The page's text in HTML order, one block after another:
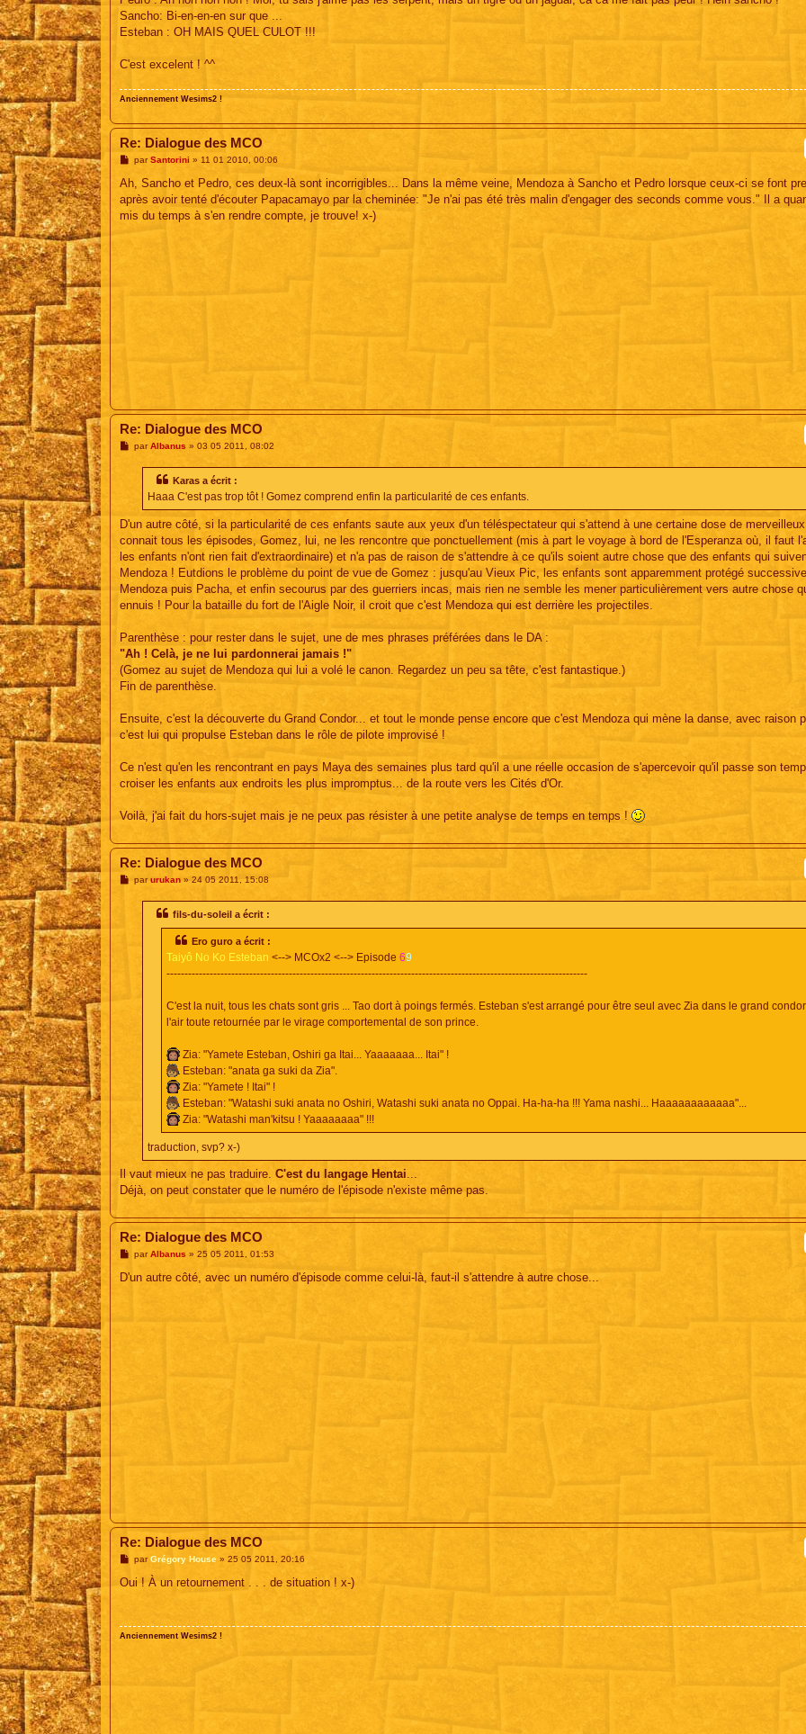
Sancho: Bi-en-en-en sur que ...
Esteban : OH MAIS QUEL CULOT !!!
C'est excelent ! ^^
Anciennement Wesims2 !
Re: Dialogue des MCO
M
s
a
g
parSantorini» 11 01 2010, 00:06
Ah, Sancho et Pedro, ces deux-là sont incorrigibles... Dans la même veine, Mendoza à Sancho et Pedro lorsque ceux-ci se font
après avoir tenté d'écouter Papacamayo par la cheminée: "Je n'ai pas été très malin d'engager des seconds comme vous." Il a
mis du temps à s'en rendre compte, je trouve! x-)
Re: Dialogue des MCO
MparAlbanus » 03 05 2011, 08:02
Karas a écrit :
Haaa C'est pas trop tôt ! Gomez comprend enfin la particularité de ces enfants.
D'un autre côté, si la particularité de ces enfants saute aux yeux d'un téléspectateur qui s'attend à une certaine dose de
connait tous les épisodes, Gomez, lui, ne les rencontre que ponctuellement (mis à part le voyage à bord de l'Esperanza où, il faut
les enfants n'ont rien fait d'extraordinaire) et n'a pas de raison de s'attendre à ce qu'ils soient autre chose que des enfants qui
Mendoza ! Eutdions le problème du point de vue de Gomez : jusqu'au Vieux Pic, les enfants sont apparemment protégé
Mendoza puis Pacha, et enfin secourus par des guerriers incas, mais rien ne semble les mener particulièrement vers autre chose
ennuis ! Pour la bataille du fort de l'Aigle Noir, il croit que c'est Mendoza qui est derrière les projectiles.
Parenthèse : pour rester dans le sujet, une de mes phrases préférées dans le DA :
"Ah ! Celà, je ne lui pardonnerai jamais !"
(Gomez au sujet de Mendoza qui lui a volé le canon. Regardez un peu sa tête, c'est fantastique.)
Fin de parenthèse.
Ensuite, c'est la découverte du Grand Condor... et tout le monde pense encore que c'est Mendoza qui mène la danse, avec raison
c'est lui qui propulse Esteban dans le rôle de pilote improvisé !
Ce n'est qu'en les rencontrant en pays Maya des semaines plus tard qu'il a une réelle occasion de s'apercevoir qu'il passe son
croiser les enfants aux endroits les plus impromptus... de la route vers les Cités d'Or.
Voilà, j'ai fait du hors-sujet mais je ne peux pas résister à une petite analyse de temps en temps !
Re: Dialogue des MCO
Mparurukan» 24 05 2011, 15:08
fils-du-soleil a écrit :
Ero guro a écrit :
Taiyô No Ko Esteban <--> MCOx2 <--> Episode 69
---------------------------------------------------------------------------------------------------------------------
C'est la nuit, tous les chats sont gris ... Tao dort à poings fermés. Esteban s'est arrangé pour être seul avec Zia dans le grand
l'air toute retournée par le virage comportemental de son prince.
Zia: "Yamete Esteban, Oshiri ga Itai... Yaaaaaaa... Itai" !
Esteban: "anata ga suki da Zia".
Zia: "Yamete ! Itai" !
Esteban: "Watashi suki anata no Oshiri, Watashi suki anata no Oppai. Ha-ha-ha !!! Yama nashi... Haaaaaaaaaaaa"...
Zia: "Watashi man'kitsu ! Yaaaaaaaa" !!!
traduction, svp? x-)
Il vaut mieux ne pas traduire. C'est du langage Hentai
Déjà, on peut constater que le numéro de l'épisode n'existe même pas.
Re: Dialogue des MCO
M
s
parAlbanus » 25 05 2011, 01:53
D'un autre côté, avec un numéro d'épisode comme celui-là, faut-il s'attendre à autre chose...
Re: Dialogue des MCO
M
s
par Grégory House » 25 05 2011, 20:16
Oui ! À un retournement . . . de situation ! x-)
Anciennement Wesims2 !